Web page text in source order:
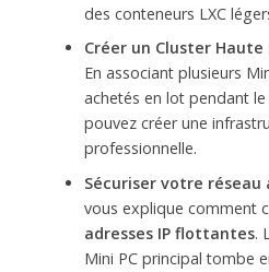
des conteneurs LXC
Créer un Cluster Haute
En associant plusieurs
achetés en lot pendant
pouvez créer une
professionnelle.
Sécuriser votre réseau
vous explique comment
adresses IP flottantes.
Mini PC principal tombe